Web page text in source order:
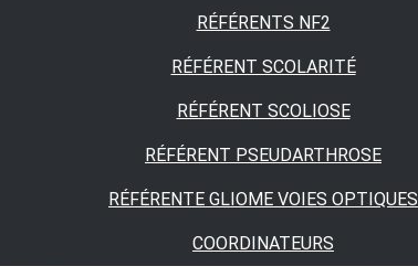
RÉFÉRENTS NF2
RÉFÉRENT SCOLARITÉ
RÉFÉRENT SCOLIOSE
RÉFÉRENT PSEUDARTHROSE
RÉFÉRENTE GLIOME VOIES OPTIQUES
COORDINATEURS